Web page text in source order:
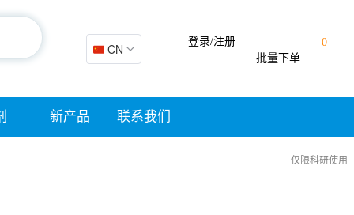
🇨🇳 CN
0
批量下单
登录/注册
新产品 联系我们
仅限科研使用